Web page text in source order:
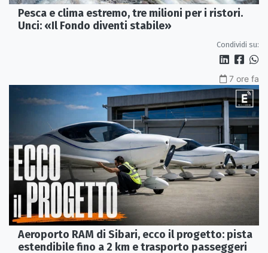
Pesca e clima estremo, tre milioni per i ristori.
Unci: «Il Fondo diventi stabile»
Condividi su:
7 ore fa
Aeroporto RAM di Sibari, ecco il progetto: pista
estendibile fino a 2 km e trasporto passeggeri